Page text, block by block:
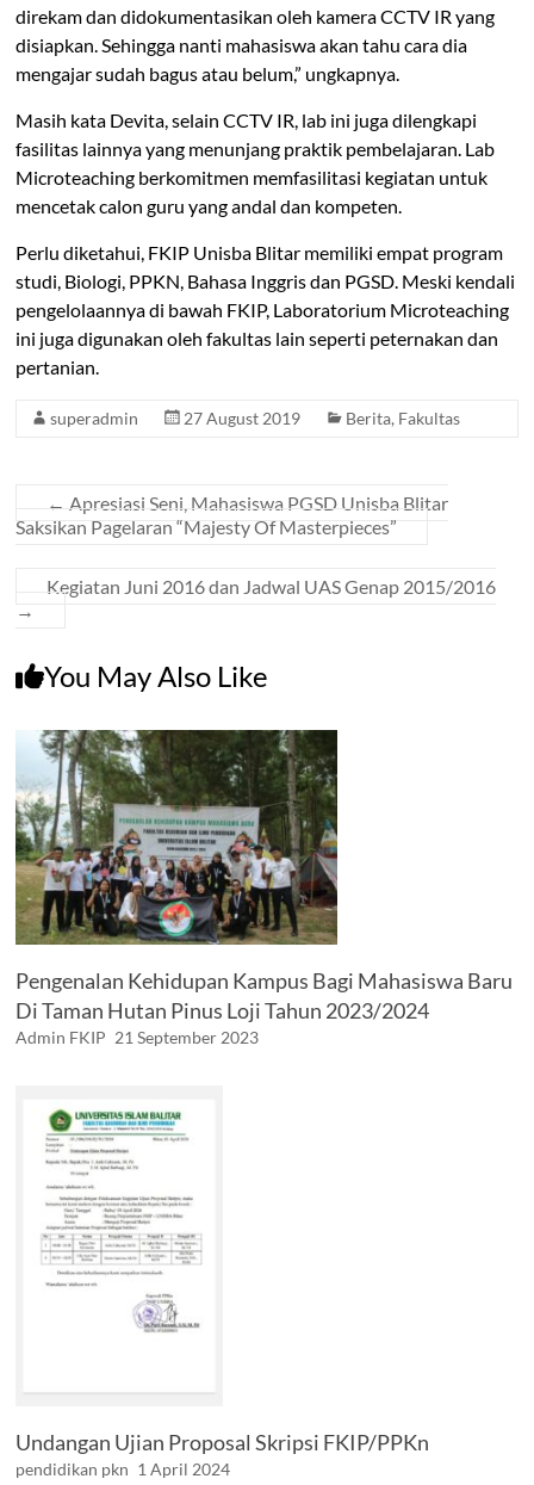
direkam dan didokumentasikan oleh kamera CCTV IR yang
disiapkan. Sehingga nanti mahasiswa akan tahu cara dia
mengajar sudah bagus atau belum,” ungkapnya.
Masih kata Devita, selain CCTV IR, lab ini juga dilengkapi
fasilitas lainnya yang menunjang praktik pembelajaran. Lab
Microteaching berkomitmen memfasilitasi kegiatan untuk
mencetak calon guru yang andal dan kompeten.
Perlu diketahui, FKIP Unisba Blitar memiliki empat program
studi, Biologi, PPKN, Bahasa Inggris dan PGSD. Meski kendali
pengelolaannya di bawah FKIP, Laboratorium Microteaching
ini juga digunakan oleh fakultas lain seperti peternakan dan
pertanian.
superadmin 27 August 2019 Berita, Fakultas
← Apresiasi Seni, Mahasiswa PGSD Unisba Blitar
Saksikan Pagelaran “Majesty Of Masterpieces”
Kegiatan Juni 2016 dan Jadwal UAS Genap 2015/2016
→
You May Also Like
Pengenalan Kehidupan Kampus Bagi Mahasiswa Baru
Di Taman Hutan Pinus Loji Tahun 2023/2024
Admin FKIP 21 September 2023
Undangan Ujian Proposal Skripsi FKIP/PPKn
pendidikan pkn 1 April 2024